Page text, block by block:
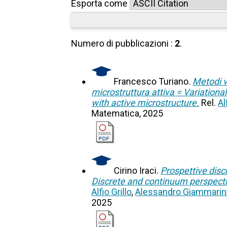
Esporta come
Numero di pubblicazioni : 2.
Francesco Turiano. Metodi
microstruttura attiva =
with active microstructure. Rel.
Matematica, 2025
Cirino Iraci. Prospettive
Discrete and continuum
Alfio Grillo,Alessandro
2025